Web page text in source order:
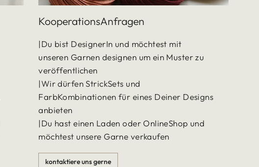
KooperationsAnfragen
|Du bist DesignerIn und möchtest mit
unseren Garnen designen um ein Muster zu
veröffentlichen
|Wir dürfen StrickSets und
FarbKombinationen für eines Deiner Designs
anbieten
|Du hast einen Laden oder OnlineShop und
möchtest unsere Garne verkaufen
kontaktiere uns gerne